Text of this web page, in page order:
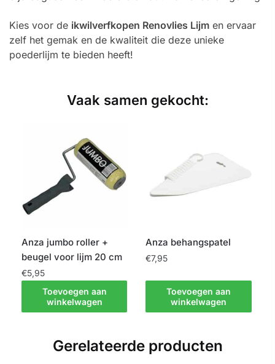
Kies voor de ikwilverfkopen Renovlies Lijm en ervaar
zelf het gemak en de kwaliteit die deze unieke
poederlijm te bieden heeft!
Vaak samen gekocht:
Anza jumbo roller +
beugel voor lijm 20 cm
€5,95
Toevoegen aan
winkelwagen
Anza behangspatel
€7,95
Toevoegen aan
winkelwagen
Gerelateerde producten